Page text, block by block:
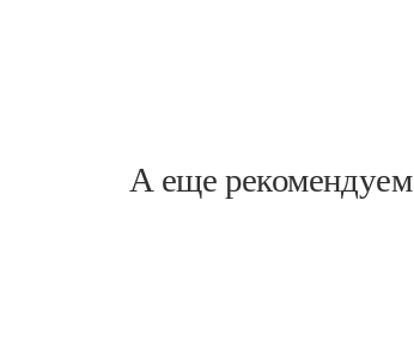
А еще рекомендуем